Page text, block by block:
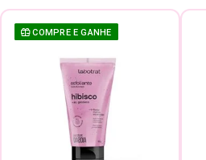
COMPRE E GANHE